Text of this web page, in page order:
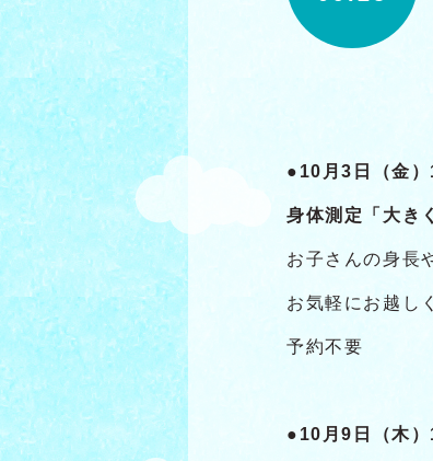
●10月3日（金
身体測定「大き
お子さんの身長
お気軽にお越し
予約不要
●10月9日（木